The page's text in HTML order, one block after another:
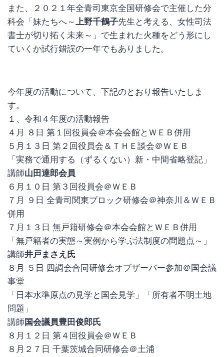
また、２０２１年全青司東京全国研修会で主催した分
科会「妹たちへ～上野千鶴子先生と考える、女性司法
書士が切り拓く未来～」で生まれた火種をどう形にし
ていくか試行錯誤の一年でもありました。
今年度の活動について、下記のとおり報告いたしま
す。
１、令和４年度の活動報告
４月 ８日 第１回役員会＠本会会館とＷＥＢ併用
５月１３日 第２回役員会＆ＴＨＥ談会＠ＷＥＢ
「実務で通用する（ずるくない）新・中間省略登記」
講師山田達郎会員
６月１０日 第３回役員会＠ＷＥＢ
７月 ９日 全青司関東ブロック研修会＠神奈川＆ＷＥＢ
併用
７月１３日 無戸籍研修会＠本会会館とＷＥＢ併用
「無戸籍者の実態～実例から学ぶ法制度の問題点～」
講師井戸まさえ氏
８月 ５日 四調会合同研修会オブザーバー参加＠国会議
事堂
「日本水準原点の見学と国会見学」「所有者不明土地
問題」
講師 国会議員豊田俊郎氏
８月１２日 第４回役員会＠ＷＥＢ
８月２７日 千葉茨城合同研修会＠土浦